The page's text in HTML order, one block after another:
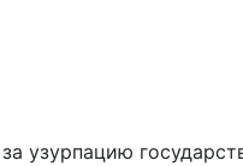
узурпацию